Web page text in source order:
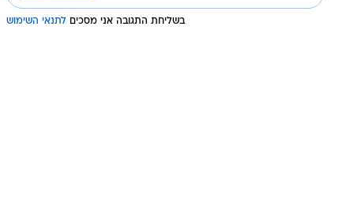
בשליחת התגובה אני מסכים לתנאי השימוש